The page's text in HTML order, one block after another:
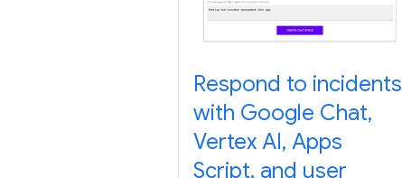
Respond to incidents
with Google Chat,
Vertex AI, Apps
Script, and user